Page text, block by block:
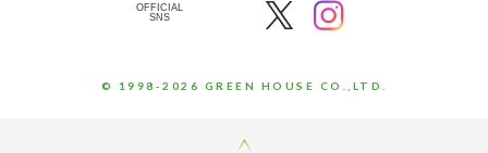
OFFICIAL
SNS
© 1998-2026 GREEN HOUSE CO.,LTD.